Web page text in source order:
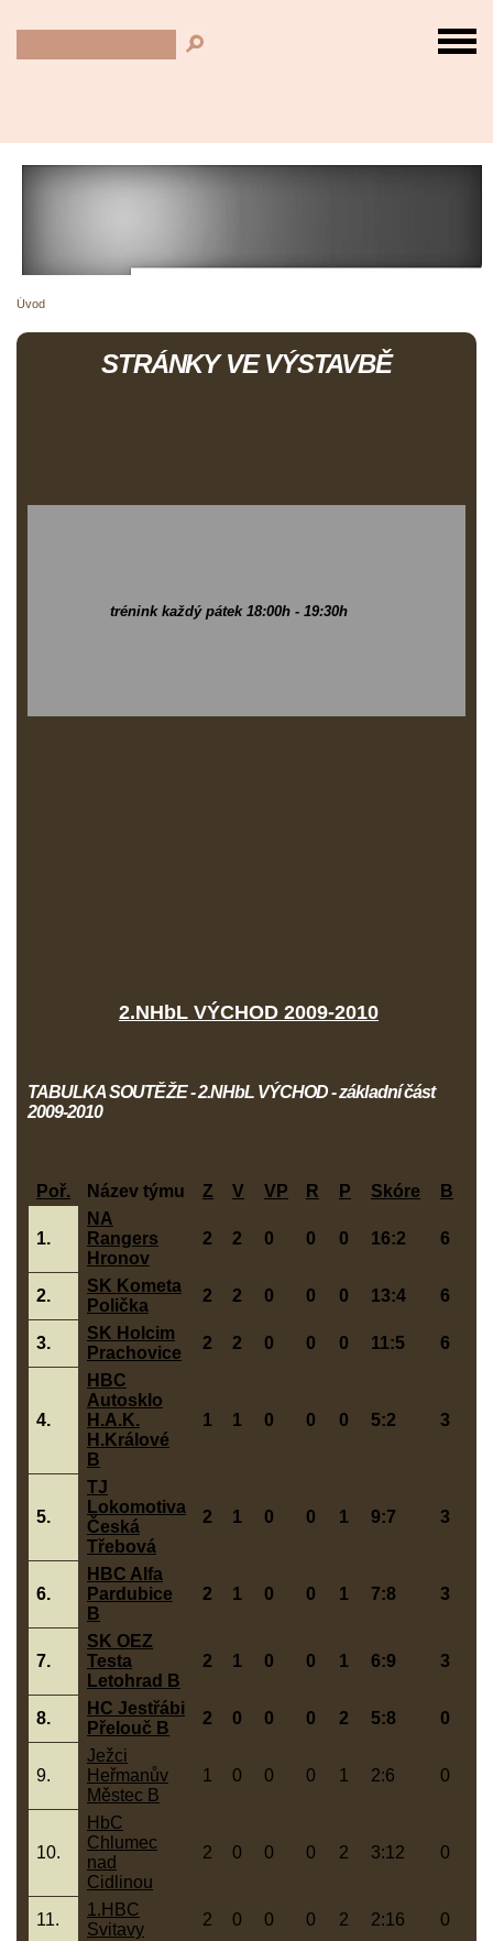
Úvod
STRÁNKY VE VÝSTAVBĚ
trénink každý pátek 18:00h - 19:30h
2.NHbL VÝCHOD 2009-2010
TABULKA SOUTĚŽE - 2.NHbL VÝCHOD - základní část
2009-2010
Poř. Název týmu Z V VP R P Skóre B
1.
NA
Rangers
Hronov
2 2 0 0 0 16:2 6
2.
SK Kometa
Polička
2 2 0 0 0 13:4 6
3.
SK Holcim
Prachovice
2 2 0 0 0 11:5 6
4.
HBC
Autosklo
H.A.K.
H.Králové
B
1 1 0 0 0 5:2 3
5.
TJ
Lokomotiva
Česká
Třebová
2 1 0 0 1 9:7 3
6.
HBC Alfa
Pardubice
B
2 1 0 0 1 7:8 3
7.
SK OEZ
Testa
Letohrad B
2 1 0 0 1 6:9 3
8.
HC Jestřábi
Přelouč B
2 0 0 0 2 5:8 0
9.
Ježci
Heřmanův
Městec B
1 0 0 0 1 2:6 0
10.
HbC
Chlumec
nad
Cidlinou
2 0 0 0 2 3:12 0
11.
1.HBC
Svitavy
2 0 0 0 2 2:16 0